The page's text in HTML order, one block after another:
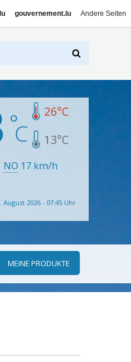
gouvernement.lu Andere Seiten
26°C
13°C
NO 17 km/h
August 2026 - 07:45 Uhr
MEINE PRODUKTE